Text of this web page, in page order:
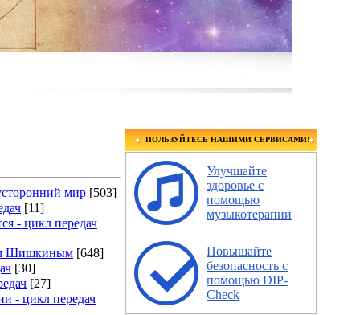
мир [503]
[11]
- цикл передач
Шишкиным [648]
[30]
[27]
- цикл передач
ПОЛЬЗУЙТЕСЬ НАШИМИ СЕРВИСАМИ!
Улучшайте
здоровье с
помощью
музыкотерапии
Повышайте
безопасность с
помощью DIP-
Check